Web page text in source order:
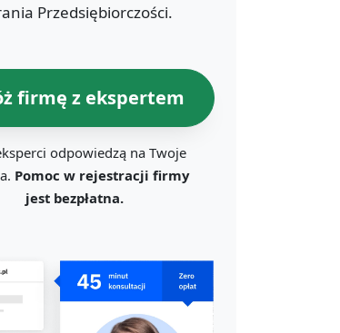
Przedsiębiorczości.
firmę z ekspertem
odpowiedzą na Twoje
Pomoc w rejestracji firmy
jest bezpłatna.